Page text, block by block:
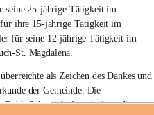
seine 25-jährige Tätigkeit im
für ihre 15-jährige Tätigkeit im
für seine 12-jährige Tätigkeit im
St. Magdalena.
als Zeichen des Dankes und
der Gemeinde. Die
Raith-Schweighofer würdigte die